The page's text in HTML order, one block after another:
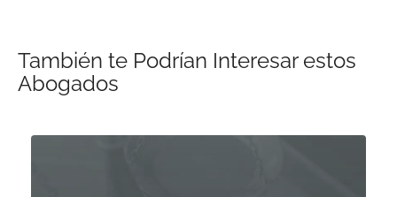
También te Podrían Interesar estos
Abogados